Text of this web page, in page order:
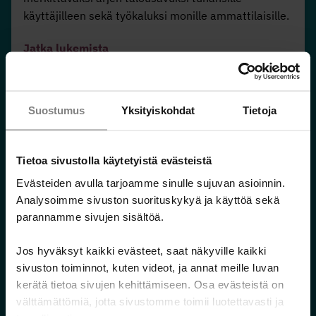
Suostumus Yksityiskohdat Tietoja
Tietoa sivustolla käytetyistä evästeistä
Evästeiden avulla tarjoamme sinulle sujuvan asioinnin.
Analysoimme sivuston suorituskykyä ja käyttöä sekä
parannamme sivujen sisältöä.
Jos hyväksyt kaikki evästeet, saat näkyville kaikki
sivuston toiminnot, kuten videot, ja annat meille luvan
kerätä tietoa sivujen kehittämiseen. Osa evästeistä on
välttämättömiä, jotta sivustomme toimii luotettavasti ja
käyttäjilleen sekä työkaluksi monille ammattilaisille.
Jatka lukemista
Blogi Keskiviikko 15.4.2026
Menetelmällisyys ja voimavaralähtöisyys
lisäävät talousneuvonnan vaikuttavuutta
Taloussosiaalityön menetelmiä on kehitetty,